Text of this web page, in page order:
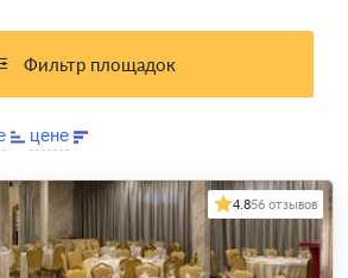
Фильтр площадок
4.856 отзывов